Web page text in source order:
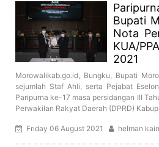
Bupati
Nota
KUA/
2021
Morowalikab.go.id, Bungku, Bupati
sejumlah Staf Ahli, serta Pejabat
Paripurna ke-17 masa persidangan III
Perwakilan Rakyat Daerah (DPRD)
Friday 06 August 2021 helman